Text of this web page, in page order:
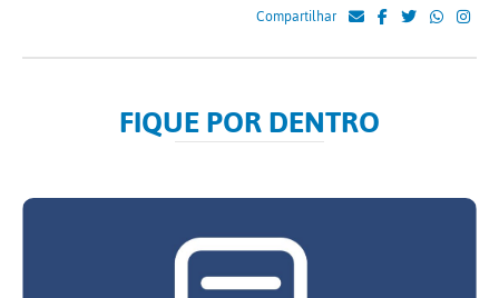
Compartilhar
FIQUE POR DENTRO